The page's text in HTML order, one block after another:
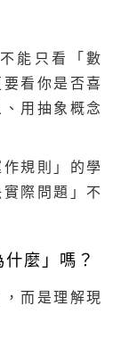
能只看「數
看你是否喜
用抽象概念
規則」的學
際問題」不
麼」嗎？
而是理解現